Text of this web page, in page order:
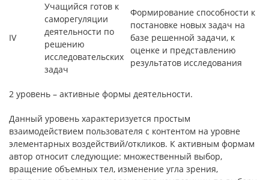
IV
Учащийся готов к
саморегуляции
деятельности по
решению
исследовательских
задач
Формирование способности к
постановке новых задач на
базе решенной задачи, к
оценке и представлению
результатов исследования
2 уровень – активные формы деятельности.
Данный уровень характеризуется простым
взаимодействием пользователя с контентом на уровне
элементарных воздействий/откликов. К активным формам
автор относит следующие: множественный выбор,
вращение объемных тел, изменение угла зрения,